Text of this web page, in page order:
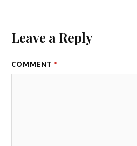
Leave a Reply
COMMENT *